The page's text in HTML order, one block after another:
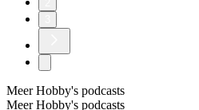
Meer Hobby's podcasts
Meer Hobby's podcasts